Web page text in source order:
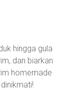
hingga gula
dan biarkan
homemade